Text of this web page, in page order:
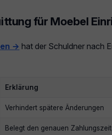
für Moebel
→ hat der Schuldner nach
Erklärung
Verhindert spätere Änderungen
Belegt den genauen